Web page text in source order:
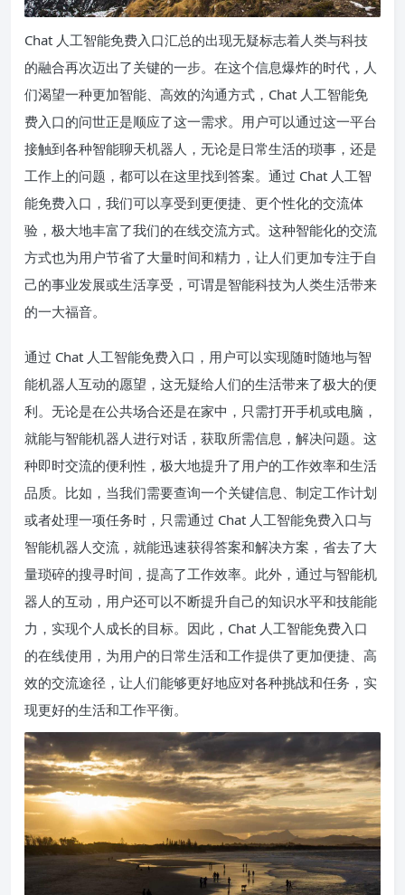
Chat 人工智能免费入口汇总的出现无疑标志着人类与科技
的融合再次迈出了关键的一步。在这个信息爆炸的时代，人
们渴望一种更加智能、高效的沟通方式，Chat 人工智能免
费入口的问世正是顺应了这一需求。用户可以通过这一平台
接触到各种智能聊天机器人，无论是日常生活的琐事，还是
工作上的问题，都可以在这里找到答案。通过 Chat 人工智
能免费入口，我们可以享受到更便捷、更个性化的交流体
验，极大地丰富了我们的在线交流方式。这种智能化的交流
方式也为用户节省了大量时间和精力，让人们更加专注于自
己的事业发展或生活享受，可谓是智能科技为人类生活带来
的一大福音。
通过 Chat 人工智能免费入口，用户可以实现随时随地与智
能机器人互动的愿望，这无疑给人们的生活带来了极大的便
利。无论是在公共场合还是在家中，只需打开手机或电脑，
就能与智能机器人进行对话，获取所需信息，解决问题。这
种即时交流的便利性，极大地提升了用户的工作效率和生活
品质。比如，当我们需要查询一个关键信息、制定工作计划
或者处理一项任务时，只需通过 Chat 人工智能免费入口与
智能机器人交流，就能迅速获得答案和解决方案，省去了大
量琐碎的搜寻时间，提高了工作效率。此外，通过与智能机
器人的互动，用户还可以不断提升自己的知识水平和技能能
力，实现个人成长的目标。因此，Chat 人工智能免费入口
的在线使用，为用户的日常生活和工作提供了更加便捷、高
效的交流途径，让人们能够更好地应对各种挑战和任务，实
现更好的生活和工作平衡。